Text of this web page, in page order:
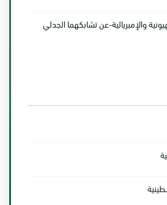
والإمبريالية-عن تشابكهما الجدلي